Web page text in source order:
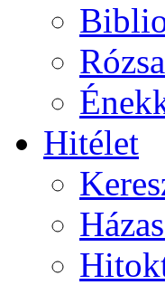
Hitélet